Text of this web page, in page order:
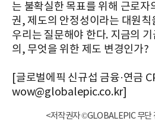
는 불확실한 목표를 위해 근로자
권, 제도의 안정성이라는 대원
우리는 질문해야 한다. 지금의
의, 무엇을 위한 제도 변경인가?
[글로벌에픽 신규섭 금융·연금
wow@globalepic.co.kr]
<저작권자 ©GLOBALEPIC 무단